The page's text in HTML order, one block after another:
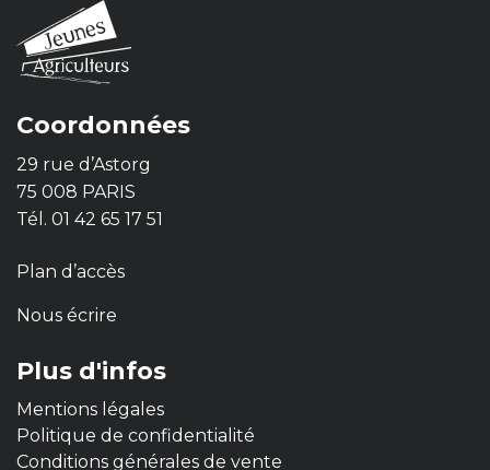
Coordonnées
29 rue d’Astorg
75 008 PARIS
Tél. 01 42 65 17 51
Plan d’accès
Nous écrire
Plus d'infos
Mentions légales
Politique de confidentialité
Conditions générales de vente